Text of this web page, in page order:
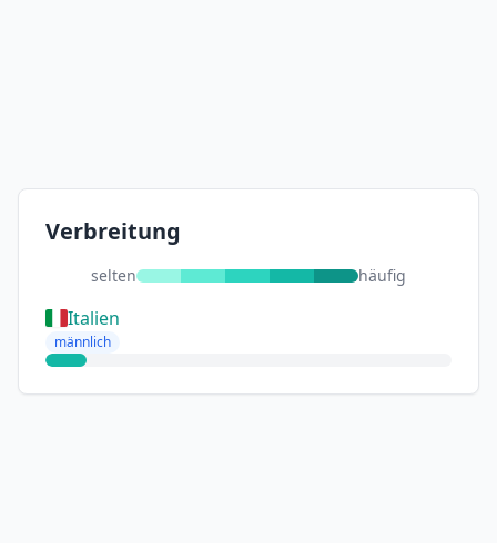
Verbreitung
selten häufig
Italien
männlich